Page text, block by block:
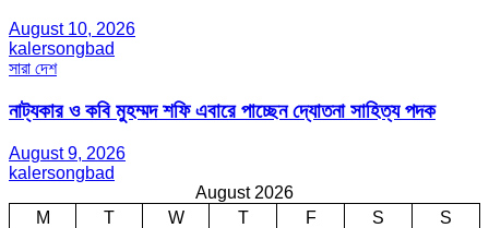
August 10, 2026
kalersongbad
সারা দেশ
নাট্যকার ও কবি মুহম্মদ শফি এবারে পাচ্ছেন দ্যোতনা সাহিত্য পদক
August 9, 2026
kalersongbad
August 2026
M
T W T F S
S